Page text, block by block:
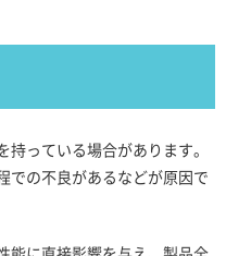
っている場合があります。
での不良があるなどが原因で